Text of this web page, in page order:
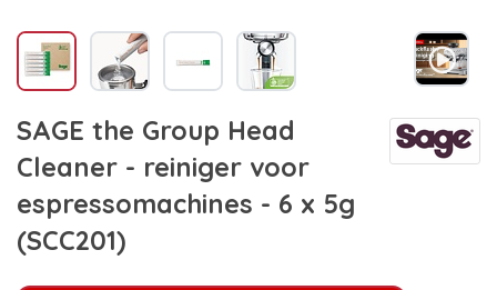
SAGE the Group Head
Cleaner - reiniger voor
espressomachines - 6 x 5g
(SCC201)